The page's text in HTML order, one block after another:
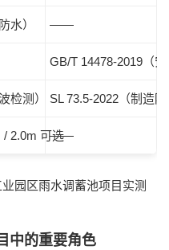
水） ——
GB/T 14478-2019（
检测） SL 73.5-2022（制造
/ 2.0m 可选
——
园区雨水调蓄池项目实测
中的重要角色